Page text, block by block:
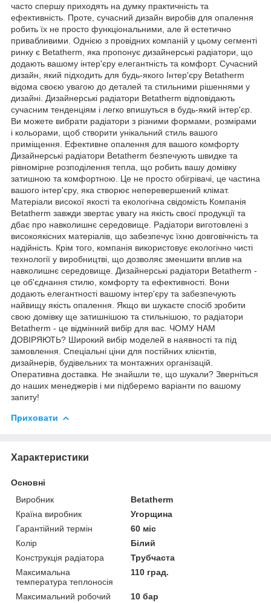
часто спершу приходять на думку практичність та
ефективність. Проте, сучасний дизайн виробів для опалення
робить їх не просто функціональними, але й естетично
привабливими. Однією з провідних компаній у цьому сегменті
ринку є Betatherm, яка пропонує дизайнерські радіатори, що
додають вашому інтер'єру елегантність та комфорт. Сучасний
дизайн, який підходить для будь-якого Інтер'єру Betatherm
відома своєю увагою до деталей та стильними рішеннями у
дизайні. Дизайнерські радіатори Betatherm відповідають
сучасним тенденціям і легко впишуться в будь-який інтер'єр.
Ви можете вибрати радіатори з різними формами, розмірами
і кольорами, щоб створити унікальний стиль вашого
приміщення. Ефективне опалення для вашого комфорту
Дизайнерські радіатори Betatherm безпечують швидке та
рівномірне розподілення тепла, що робить вашу домівку
затишною та комфортною. Це не просто обігрівачі, це частина
вашого інтер'єру, яка створює неперевершений клімат.
Матеріали високої якості та екологічна свідомість Компанія
Betatherm завжди звертає увагу на якість своєї продукції та
дбає про навколишнє середовище. Радіатори виготовлені з
високоякісних матеріалів, що забезпечує їхню довговічність та
надійність. Крім того, компанія використовує екологічно чисті
технології у виробництві, що дозволяє зменшити вплив на
навколишнє середовище. Дизайнерські радіатори Betatherm -
це об'єднання стилю, комфорту та ефективності. Вони
додають елегантності вашому інтер'єру та забезпечують
найвищу якість опалення. Якщо ви шукаєте спосіб зробити
свою домівку ще затишнішою та стильнішою, то радіатори
Betatherm - це відмінний вибір для вас. ЧОМУ НАМ
ДОВІРЯЮТЬ? Широкий вибір моделей в наявності та під
замовлення. Спеціальні ціни для постійних клієнтів,
дизайнерів, будівельних та монтажних організацій.
Оперативна доставка. Не знайшли те, що шукали? Зверніться
до наших менеджерів і ми підберемо варіанти по вашому
запиту!
Приховати
Характеристики
Основні
Виробник
Betatherm
Країна виробник
Угорщина
Гарантійний термін
60 міс
Колір
Білий
Конструкція радіатора
Трубчаста
Максимальна
температура теплоносія
110 град.
Максимальний робочий
10 бар